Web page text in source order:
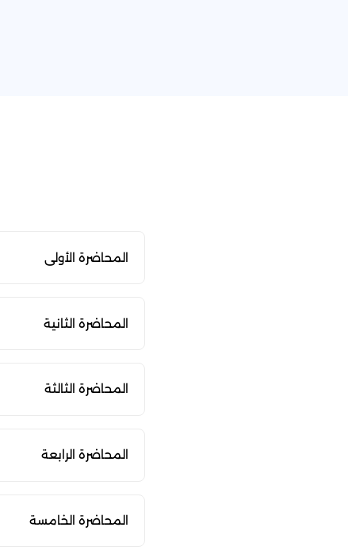
المحاضرة الأولى
المحاضرة الثانية
المحاضرة الثالثة
المحاضرة الرابعة
المحاضرة الخامسة